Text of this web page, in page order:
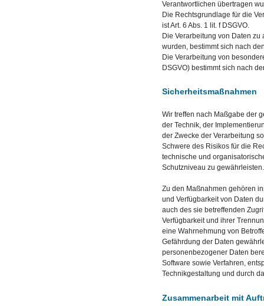
Verantwortlichen übertragen
Die Rechtsgrundlage für die
ist Art. 6 Abs. 1 lit. f DSGVO.
Die Verarbeitung von Daten
wurden, bestimmt sich nach
Die Verarbeitung von
DSGVO) bestimmt sich nach
Sicherheitsmaßnahmen
Wir treffen nach Maßgabe der
der Technik, der
der Zwecke der Verarbeitung
Schwere des Risikos für die
technische und
Schutzniveau zu gewährleisten.
Zu den Maßnahmen gehören
und Verfügbarkeit von Daten
auch des sie betreffenden
Verfügbarkeit und ihrer
eine Wahrnehmung von
Gefährdung der Daten
personenbezogener Daten
Software sowie Verfahren,
Technikgestaltung und durch
Zusammenarbeit mit